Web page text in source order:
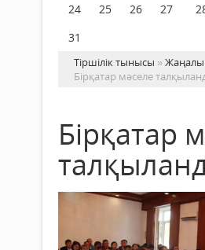
24
25 26 27
31
Тіршілік тынысы »
Бірқатар мәселе
Бірқатар